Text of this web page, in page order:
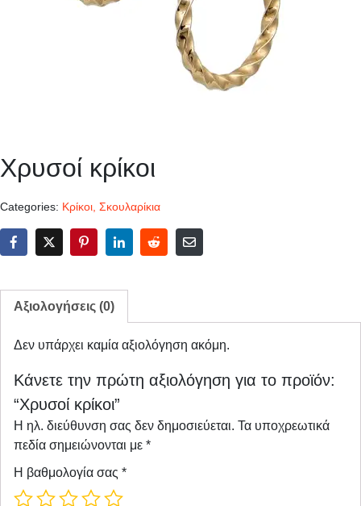
Χρυσοί κρίκοι
Categories: Κρίκοι Σκουλαρίκια
Αξιολογήσεις (0)
Δεν υπάρχει καμία αξιολόγηση ακόμη.
Κάνετε την πρώτη αξιολόγηση για το προϊόν:
“Χρυσοί κρίκοι”
Η ηλ. διεύθυνση σας δεν δημοσιεύεται. Τα υποχρεωτικά
πεδία σημειώνονται με *
Η βαθμολογία σας *